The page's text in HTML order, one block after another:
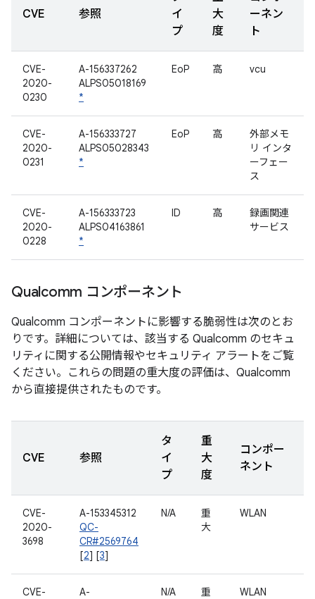
CVE 参照
イ
プ
大
度
ーネン
ト
CVE-
2020-
0230
A-156337262
ALPS05018169
*
EoP 高 vcu
CVE-
2020-
0231
A-156333727
ALPS05028343
*
EoP 高
外部メモ
リ インタ
ーフェー
ス
CVE-
2020-
0228
A-156333723
ALPS04163861
*
ID 高
録画関連
サービス
Qualcomm コンポーネント
Qualcomm コンポーネントに影響する脆弱性は次のとお
りです。詳細については、該当する Qualcomm のセキュ
リティに関する公開情報やセキュリティ アラートをご覧
ください。これらの問題の重大度の評価は、Qualcomm
から直接提供されたものです。
CVE 参照
タ
イ
プ
重
大
度
コンポー
ネント
CVE-
2020-
3698
A-153345312
QC-
CR#2569764
[2] [3]
N/A
重
大
WLAN
CVE-
A-
N/A
重
WLAN